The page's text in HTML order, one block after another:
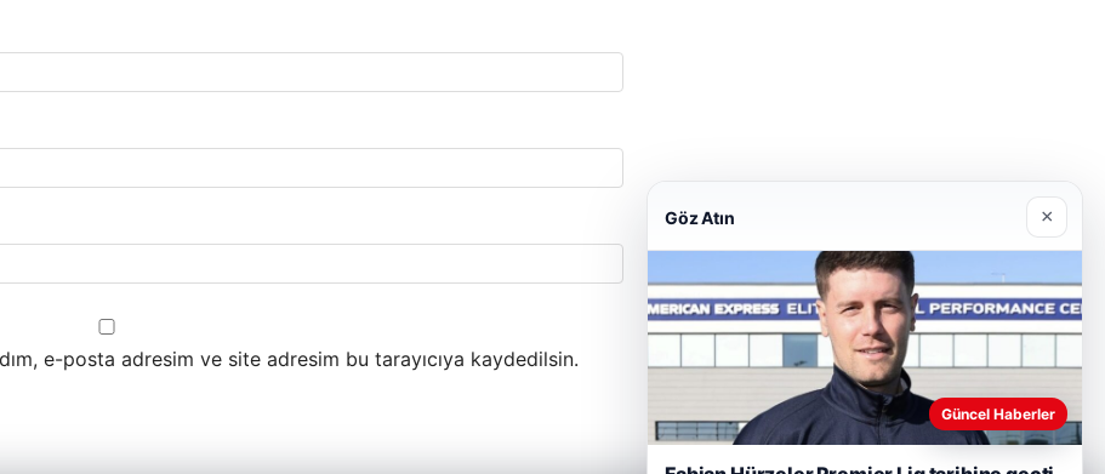
e-posta adresim ve site adresim bu tarayıcıya kaydedilsin.
Göz Atın ×
Güncel Haberler